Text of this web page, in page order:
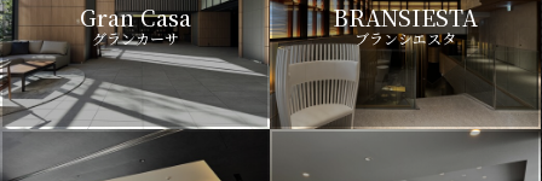
Gran Casa
グランカーサ
BRANSIESTA
ブランシエスタ